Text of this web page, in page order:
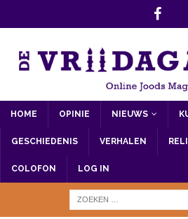
HOME OPINIE NIEUWS
GESCHIEDENIS VERHALEN
COLOFON LOG IN